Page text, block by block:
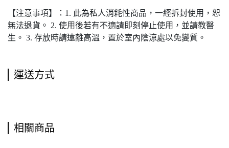
【注意事項】：1. 此為私人消耗性商品，一經拆封使用，恕
無法退貨。 2. 使用後若有不適請即刻停止使用，並請教醫
生。 3. 存放時請遠離高溫，置於室內陰涼處以免變質。
運送方式
相關商品